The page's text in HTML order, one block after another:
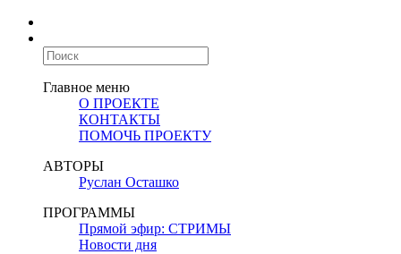
Главное меню
О ПРОЕКТЕ
КОНТАКТЫ
ПОМОЧЬ ПРОЕКТУ
АВТОРЫ
Руслан Осташко
ПРОГРАММЫ
Прямой эфир: СТРИМЫ
Новости дня